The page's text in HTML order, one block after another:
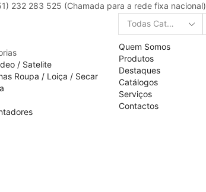
232 283 525 (Chamada para a rede fixa nacional)
Search
/ Satelite
Roupa / Loiça / Secar
Quem Somos
Produtos
Destaques
Catálogos
Serviços
Contactos